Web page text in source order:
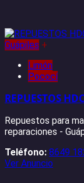
Guápiles +
Limón
Pococí
REPUESTOS HDC
Repuestos para
reparaciones -
Teléfono: 8649
Ver Anuncio